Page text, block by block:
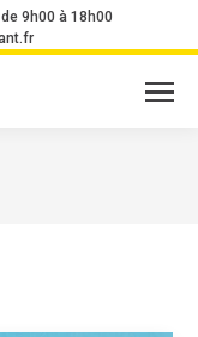
9h00 à 18h00